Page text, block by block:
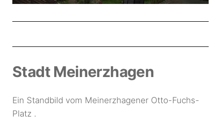
Stadt Meinerzhagen
Ein Standbild vom Meinerzhagener Otto-Fuchs-
Platz .